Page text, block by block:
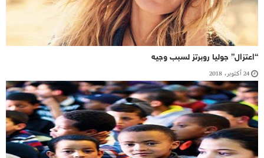
“اعتزال” جوليا روبرتز لسبب وجيه
24 أكتوبر، 2018